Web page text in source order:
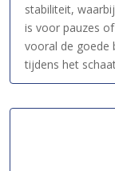
stabiliteit,
is voor pauzes
vooral de goede
tijdens het